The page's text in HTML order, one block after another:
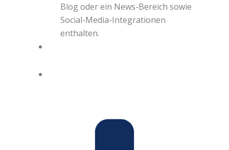
Blog oder ein News-Bereich sowie
Social-Media-Integrationen
enthalten.